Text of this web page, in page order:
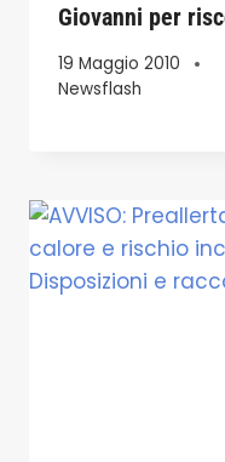
Giovanni per
19 Maggio 2010
Newsflash